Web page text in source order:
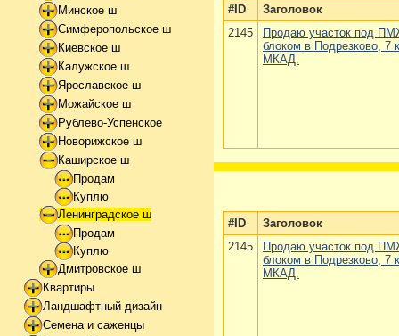
Минское ш
Симферопольское ш
Киевское ш
Калужское ш
Ярославское ш
Можайское ш
Рублево-Успенское
Новорижское ш
Каширское ш
Продам
Куплю
Ленинградское ш
Продам
Куплю
Дмитровское ш
Квартиры
Ландшафтный дизайн
Семена и саженцы
#ID
Заголовок
2145
Продаю участок под
блоком в Подрезково, 7
МКАД.
#ID
Заголовок
2145
Продаю участок под
блоком в Подрезково, 7
МКАД.